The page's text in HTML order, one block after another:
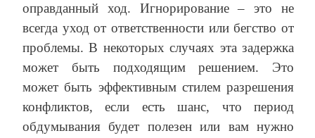
оправданный ход. Игнорирование – это не
всегда уход от ответственности или бегство от
проблемы. В некоторых случаях эта задержка
может быть подходящим решением. Это
может быть эффективным стилем разрешения
конфликтов, если есть шанс, что период
обдумывания будет полезен или вам нужно